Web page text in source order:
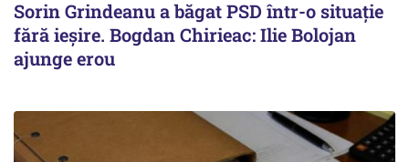
Sorin Grindeanu a băgat PSD într-o situație
fără ieșire. Bogdan Chirieac: Ilie Bolojan
ajunge erou